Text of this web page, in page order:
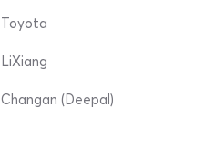
Toyota
LiXiang
Changan (Deepal)